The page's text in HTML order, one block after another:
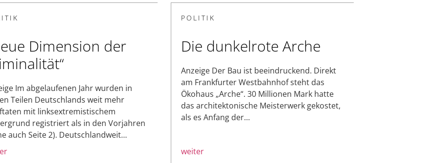
Dimension der
Im abgelaufenen Jahr wurden in
Teilen Deutschlands weit mehr
mit linksextremistischem
registriert als in den Vorjahren
auch Seite 2). Deutschlandweit…
POLITIK
Die dunkelrote Arche
Anzeige Der Bau ist beeindruckend. Direkt
am Frankfurter Westbahnhof steht das
Ökohaus „Arche“. 30 Millionen Mark hatte
das architektonische Meisterwerk gekostet,
als es Anfang der…
weiter